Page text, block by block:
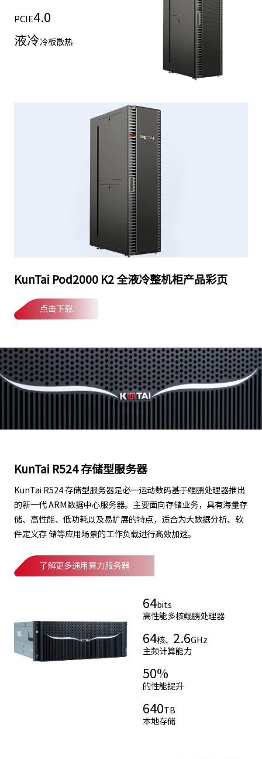
PCIE4.0
液冷冷板散热
KunTai Pod2000 K2 全液冷整机柜产品彩页
点击下载
KunTai R524 存储型服务器
KunTai R524 存储型服务器是必一运动数码基于鲲鹏处理器推出
的新一代 ARM数据中心服务器。主要面向存储业务，具有海量存
储、高性能、低功耗以及易扩展的特点，适合为大数据分析、软
件定义存 储等应用场景的工作负载进行髙效加速。
了解更多通用算力服务器
64 bits
高性能多核鲲鹏处理器
64核、 2.6GHz
主频计算能力
50%
的性能提升
640TB
本地存储